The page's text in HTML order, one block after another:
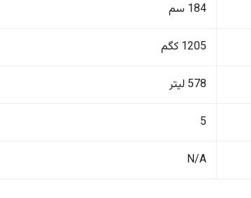
184 سم
1205 کگم
578 لیتر
5
N/A